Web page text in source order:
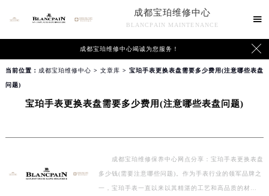
成都宝珀维修中心
BLANCPAIN MAINTENANCE

成都宝珀维修中心竭诚为您服务！ 
当前位置： 成都宝珀维修中心 > 文章库 > 宝珀手表更换表盘需要多少费用(注意哪些表盘
问题)
宝珀手表更换表盘需要多少费用(注意哪些表盘问题)
成都宝珀维修保养中心网点分享：宝珀手表更换表盘
多少钱(需要注意哪些问题)。作为手表行业的领军品牌之
一，宝珀手表一直以来以其精湛的工艺和高品质的材…